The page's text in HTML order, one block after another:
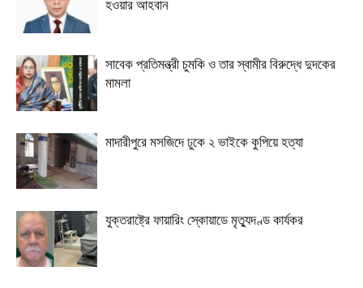
হওয়ার আহবান
সাবেক প্রতিমন্ত্রী চুমকি ও তার স্বামীর বিরুদ্ধে দুদকের
মামলা
মাদারীপুরে মসজিদে ঢুকে ২ ভাইকে কুপিয়ে হত্যা
যুক্তরাষ্ট্রে ফায়ারিং স্কোয়াডে মৃত্যুদণ্ড কার্যকর